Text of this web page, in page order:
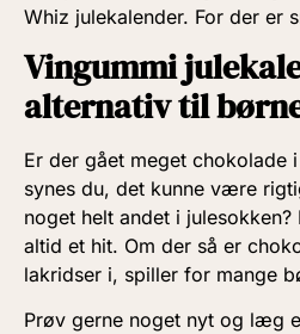
Whiz julekalender. For der er
Vingummi
alternativ til
Er der gået meget chokolade
synes du, det kunne være
noget helt andet i julesokken?
altid et hit. Om der så er
lakridser i, spiller for mange
Prøv gerne noget nyt og læg